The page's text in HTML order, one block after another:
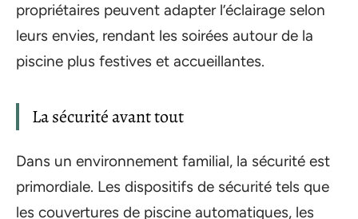
propriétaires peuvent adapter l’éclairage selon
leurs envies, rendant les soirées autour de la
piscine plus festives et accueillantes.
La sécurité avant tout
Dans un environnement familial, la sécurité est
primordiale. Les dispositifs de sécurité tels que
les couvertures de piscine automatiques, les